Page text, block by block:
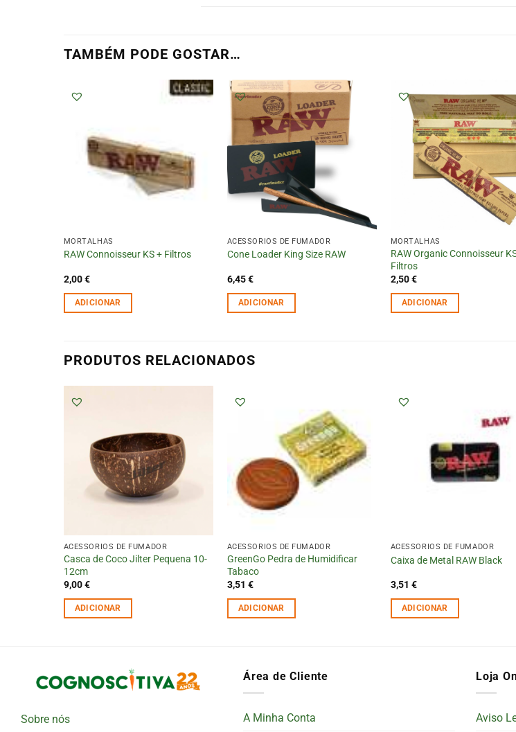
TAMBÉM PODE GOSTAR…
MORTALHAS
RAW Connoisseur KS + Filtros
2,00€
ADICIONAR
ACESSÓRIOS DE FUMADOR
Cone Loader King Size RAW
6,45€
ADICIONAR
MORTALHAS
RAW Organic Connoisseur
Filtros
2,50€
ADICIONAR
PRODUTOS RELACIONADOS
ACESSÓRIOS DE FUMADOR
Casca de Coco Jilter Pequena 10-
12cm
9,00€
ADICIONAR
ACESSÓRIOS DE FUMADOR
GreenGo Pedra de Humidificar
Tabaco
3,51 €
ADICIONAR
ACESSÓRIOS DE FUMADOR
Caixa de Metal RAW Black
3,51 €
ADICIONAR
Sobre nós
Área de Cliente
A Minha Conta
Loja
Aviso